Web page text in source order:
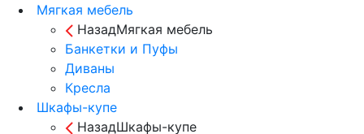
Мягкая мебель
НазадМягкая мебель
Банкетки и Пуфы
Диваны
Кресла
Шкафы-купе
НазадШкафы-купе